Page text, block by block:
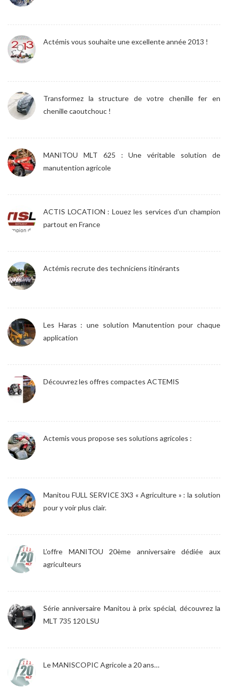
Actémis vous souhaite une excellente année 2013 !
Transformez la structure de votre chenille fer en
chenille caoutchouc !
MANITOU MLT 625 : Une véritable solution de
manutention agricole
ACTIS LOCATION : Louez les services d’un champion
partout en France
Actémis recrute des techniciens itinérants
Les Haras : une solution Manutention pour chaque
application
Découvrez les offres compactes ACTEMIS
Actemis vous propose ses solutions agricoles :
Manitou FULL SERVICE 3X3 « Agriculture » : la solution
pour y voir plus clair.
L’offre MANITOU 20ème anniversaire dédiée aux
agriculteurs
Série anniversaire Manitou à prix spécial, découvrez la
MLT 735 120 LSU
Le MANISCOPIC Agricole a 20 ans…